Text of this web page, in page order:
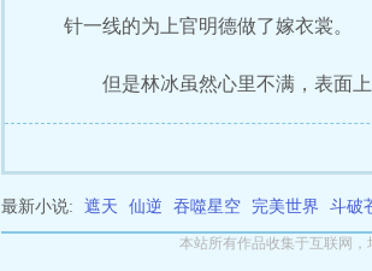
针一线的为上官明德做了嫁衣裳。
但是林冰虽然心里不满，表面
最新小说: 遮天 仙逆 吞噬星空 完美世界 斗破
本站所有作品收集于互联网